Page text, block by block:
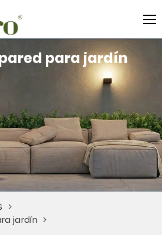
para jardín
jardín